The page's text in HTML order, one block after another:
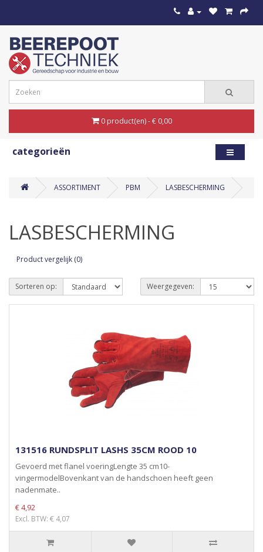
0 product(en) - € 0,00
categorieën
ASSORTIMENT PBM LASBESCHERMING
LASBESCHERMING
Product vergelijk (0)
Sorteren op: Weergegeven:
131516 RUNDSPLIT LASHS 35CM ROOD 10
Gevoerd met flanel voeringLengte 35 cm10-
vingermodelBovenkant van de handschoen heeft geen
nadenmate..
€ 4,92
Excl. BTW: € 4,07